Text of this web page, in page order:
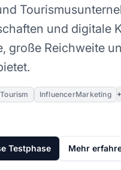
und digitale
große Reichweite
Tourism InfluencerMarketing
Testphase Mehr